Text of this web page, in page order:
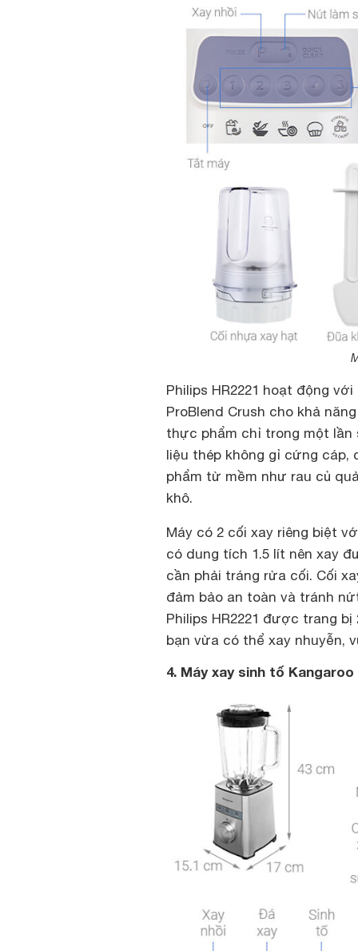
Philips HR2221 hoạt động
ProBlend Crush cho khả
thực phẩm chỉ trong một lần
liệu thép không gỉ cứng cáp,
phẩm từ mềm như rau củ
khô.
Máy có 2 cối xay riêng biệt
có dung tích 1.5 lít nên xay
cần phải tráng rửa cối. Cối
đảm bảo an toàn và tránh
Philips HR2221 được trang
bạn vừa có thể xay nhuyễn,
4. Máy xay sinh tố Kangaroo